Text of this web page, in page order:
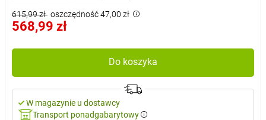
615,99 zł oszczędność 47,00 zł
568,99 zł
Do koszyka
W magazynie u dostawcy
Transport ponadgabarytowy